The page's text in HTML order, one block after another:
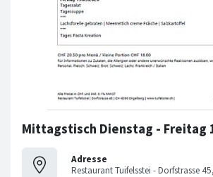
Mittagstisch Dienstag - Freitag
Adresse
Restaurant Tuifelsstei - Dorfstrasse